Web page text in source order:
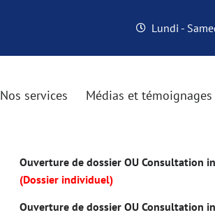
Lundi -
Nos services Médias et témoignages
Ouverture de dossier OU Consultation
(Dossier individuel)
Ouverture de dossier OU Consultation